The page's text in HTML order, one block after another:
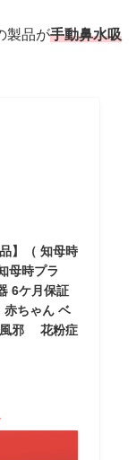
製品が手動鼻水吸
】（ 知母時
母時プラ
6ケ月保証
ちゃん ベ
風邪 花粉症